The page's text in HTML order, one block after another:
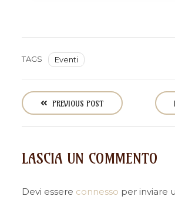
TAGS Eventi
o
s
t
a
i
PREVIOUS POST
LASCIA UN COMMENTO
Devi essere connesso per inviare